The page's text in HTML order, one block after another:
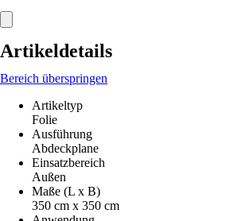
Artikeldetails
Bereich überspringen
Artikeltyp
Folie
Ausführung
Abdeckplane
Einsatzbereich
Außen
Maße (L x B)
350 cm x 350 cm